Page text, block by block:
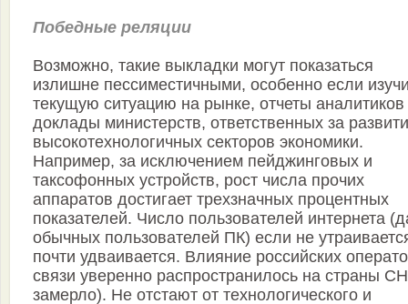
Победные реляции
Возможно, такие выкладки могут показаться
излишне пессиместичными, особенно если
текущую ситуацию на рынке, отчеты аналитиков
доклады министерств, ответственных за
высокотехнологичных секторов экономики.
Например, за исключением пейджинговых и
таксофонных устройств, рост числа прочих
аппаратов достигает трехзначных процентных
показателей. Число пользователей интернета
обычных пользователей ПК) если не
почти удваивается. Влияние российских
связи уверенно распространилось на страны
замерло). Не отстают от технологического и